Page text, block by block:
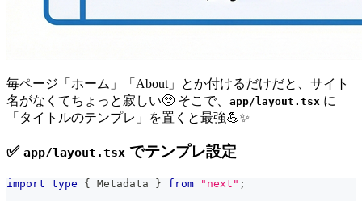
毎ページ「ホーム」「About」とか付けるだけだと、サイト
名がなくてちょっと寂しい🥺 そこで、 app/layout.tsx に
「タイトルのテンプレ」を置くと最強💪✨
✅ app/layout.tsx でテンプレ設定
import type { Metadata } from "next" ;